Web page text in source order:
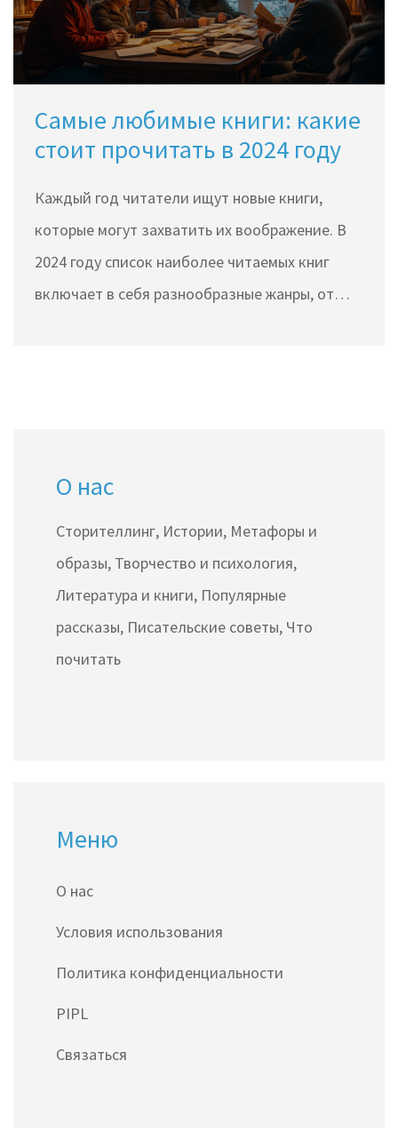
использующих цифровые платформы и
интерактивные элементы. Приводятся
конкретные советы и примеры того, как
встроить старые и новые подходы в ваше
повествование.
Самые любимые книги: какие
стоит прочитать в 2024 году
Каждый год читатели ищут новые книги,
которые могут захватить их воображение. В
2024 году список наиболее читаемых книг
включает в себя разнообразные жанры, от
советы по выбору следующего литературного
О нас
Сторителлинг, Истории, Метафоры и
образы, Творчество и психология,
Литература и книги, Популярные
рассказы, Писательские советы, Что
почитать
Меню
О нас
Условия использования
Политика конфиденциальности
PIPL
Связаться